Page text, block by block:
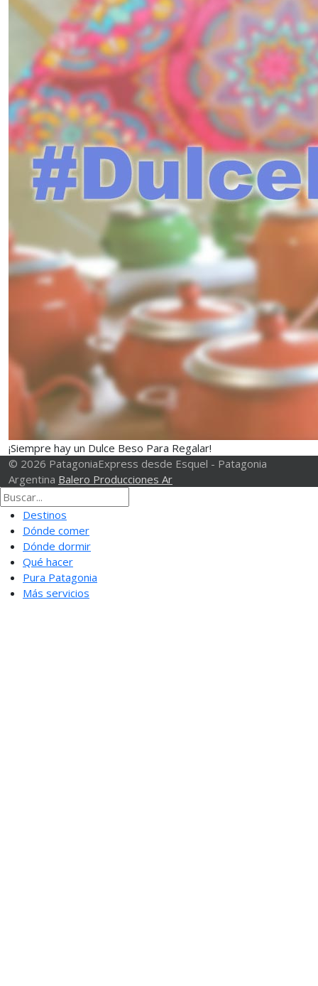
¡Siempre hay un Dulce Beso Para Regalar!
© 2026 PatagoniaExpress desde Esquel - Patagonia
Argentina Balero Producciones Ar
Destinos
Dónde comer
Dónde dormir
Qué hacer
Pura Patagonia
Más servicios